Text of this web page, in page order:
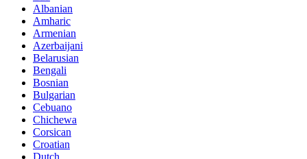
Albanian
Amharic
Armenian
Azerbaijani
Belarusian
Bengali
Bosnian
Bulgarian
Cebuano
Chichewa
Corsican
Croatian
Dutch